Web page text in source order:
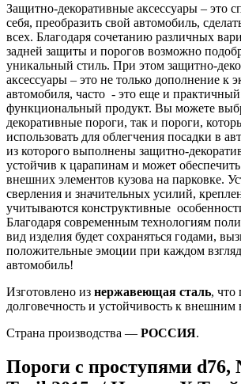
Защитно-декоративные аксессуары – это
себя, преобразить свой автомобиль,
всех. Благодаря сочетанию различных
задней защиты и порогов возможно
уникальный стиль. При этом защитно-
аксессуары – это не только дополнение к
автомобиля, часто - это еще и
функциональный продукт. Вы можете
декоративные пороги, так и пороги,
использовать для облегчения посадки в
из которого выполнены защитно-
устойчив к царапинам и может
внешних элементов кузова на парковке.
сверления и значительных усилий,
учитываются конструктивные
Благодаря современным технологиям
вид изделия будет сохраняться годами,
положительные эмоции при каждом
автомобиль!
Изготовлено из нержавеющая сталь, что
долговечность и устойчивость к внешним
Страна производства — РОССИЯ.
Пороги с проступями d76,